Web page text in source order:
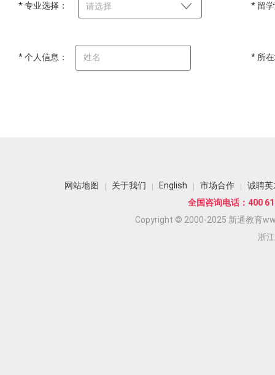
* 专业选择： 请选择 * 留
* 个人信息： * 所
网站地图 关于我们 English 市场合作
诚聘英
全国咨询电话：400
Copyright © 2000-2025 新通教育
浙